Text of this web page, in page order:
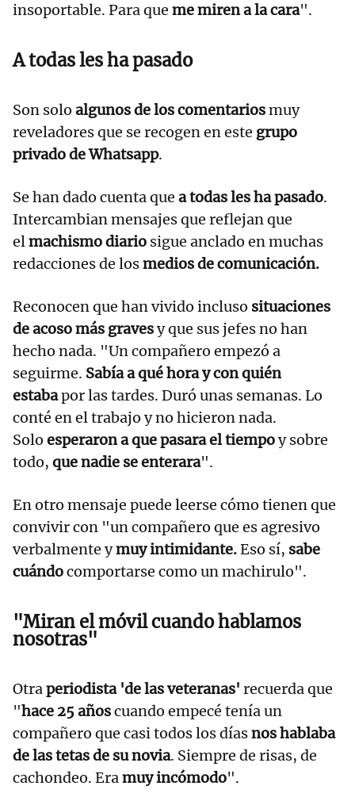
insoportable. Para que me miren a la cara".
A todas les ha pasado
Son solo algunos de los comentariosmuy
reveladores que se recogen en este grupo
privado de Whatsapp.
Se han dado cuenta que a todas les ha pasado.
Intercambian mensajes que reflejan que
elmachismo diario sigue anclado en muchas
redacciones de losmedios de comunicación.
Reconocen que han vivido incluso situaciones
de acoso más gravesy que sus jefes no han
hecho nada. "Un compañero empezó a
seguirme. Sabía a qué hora y con quién
estabapor las tardes. Duró unas semanas. Lo
conté en el trabajo y no hicieron nada.
Solo esperaron a que pasara el tiempoy sobre
todo, que nadie se enterara".
En otro mensaje puede leerse cómo tienen que
convivir con "un compañero que es agresivo
verbalmente ymuy intimidante.Eso sí, sabe
cuándocomportarse como un machirulo".
"Miran el móvil cuando hablamos
nosotras"
Otraperiodista 'de las veteranas' recuerda que
"hace 25 añoscuando empecé tenía un
compañero que casi todos los díasnos hablaba
de las tetas de su novia. Siempre de risas, de
cachondeo. Eramuy incómodo".